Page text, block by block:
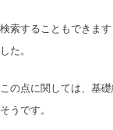
索することもできま
た。
の点に関しては、基
うです。